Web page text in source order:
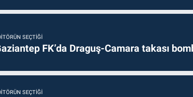
SEÇTIĞI
FK’da Draguş-Camara takası
SEÇTIĞI